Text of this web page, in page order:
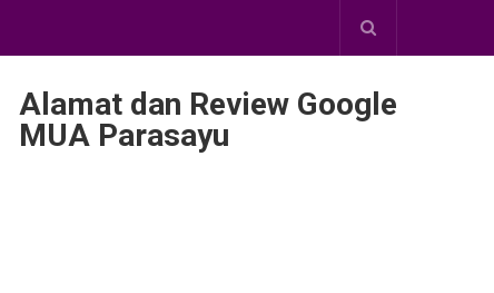
Alamat dan Review Google
MUA Parasayu